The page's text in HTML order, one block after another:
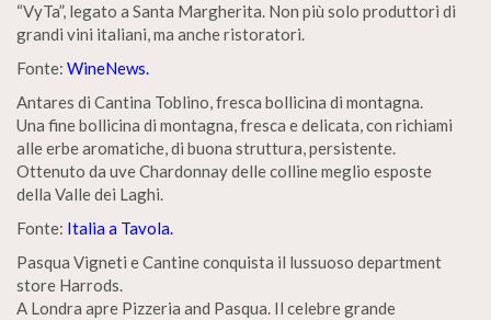
“VyTa”, legato a Santa Margherita. Non più solo produttori di
grandi vini italiani, ma anche ristoratori.
Fonte: WineNews.
Antares di Cantina Toblino, fresca bollicina di montagna.
Una fine bollicina di montagna, fresca e delicata, con richiami
alle erbe aromatiche, di buona struttura, persistente.
Ottenuto da uve Chardonnay delle colline meglio esposte
della Valle dei Laghi.
Fonte: Italia a Tavola.
Pasqua Vigneti e Cantine conquista il lussuoso department
store Harrods.
A Londra apre Pizzeria and Pasqua. Il celebre grande